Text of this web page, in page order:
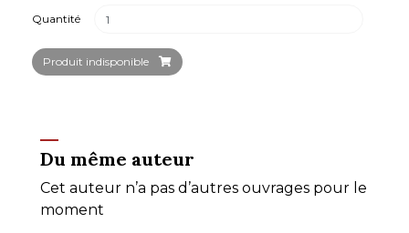
Quantité
Produit indisponible
Du même auteur
Cet auteur n’a pas d’autres ouvrages pour le
moment